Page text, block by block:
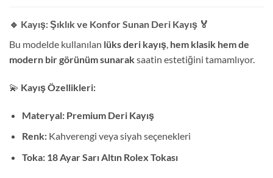
🔹 Kayış: Şıklık ve Konfor Sunan Deri Kayış 🏅
Bu modelde kullanılan lüks deri kayış, hem klasik hem de
modern bir görünüm sunaraksaatin estetiğini tamamlıyor.
💫 Kayış Özellikleri:
Materyal: Premium Deri Kayış
Renk:Kahverengi veya siyah seçenekleri
Toka: 18 Ayar Sarı Altın Rolex Tokası